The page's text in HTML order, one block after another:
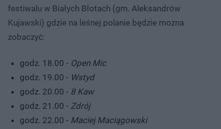
festiwalu w Białych Błotach (gm. Aleksandrów
Kujawski) gdzie na leśnej polanie będzie mozna
zobaczyć:
godz. 18.00 - Open Mic
godz. 19.00 - Wstyd
godz. 20.00 - 8 Kaw
godz. 21.00 - Zdrój
godz. 22.00 - Maciej Maciągowski